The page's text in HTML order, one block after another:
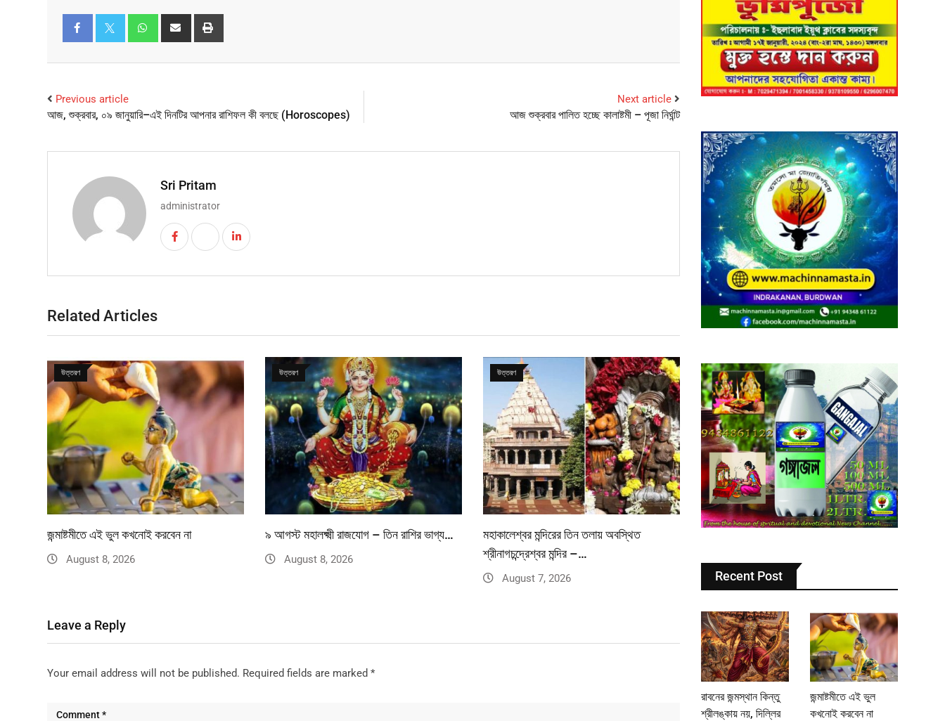
Previous article
আজ, শুক্রবার, ০৯ জানুয়ারি–এই দিনটির আপনার রাশিফল কী বলছে (Horoscopes)
Next article
আজ শুক্রবার পালিত হচ্ছে কালাষ্টমী – পূজা নির্ঘান্ট
Sri Pritam
administrator
Related Articles
উত্তরণ
জন্মাষ্টমীতে এই ভুল কখনোই করবেন না
August 8, 2026
উত্তরণ
৯ আগস্ট মহালক্ষ্মী রাজযোগ – তিন রাশির ভাগ্য…
August 8, 2026
উত্তরণ
মহাকালেশ্বর মন্দিরের তিন তলায় অবস্থিত
শ্রীনাগচন্দ্রেশ্বর মন্দির –…
August 7, 2026
Leave a Reply
Your email address will not be published. Required fields are marked *
Recent Post
রাবনের জন্মস্থান কিন্তু
শ্রীলঙ্কায় নয়, দিল্লির
জন্মাষ্টমীতে এই ভুল
কখনোই করবেন না